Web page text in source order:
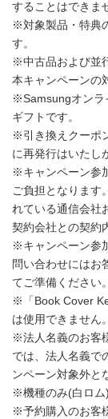
することはできま
※対象製品・特典
す。
※中古品および並
本キャンペーンの
※Samsungオンラ
ギフトです。
※引き換えクーポ
に再発行はいたし
※キャンペーン参
ご負担となります
れている通信会社
契約会社との契約
※キャンペーン参
問い合わせにはお
てご準備ください。
※「Book Cover
は使用できません。
※法人名義のお客
では、法人名義で
ンペーン対象外と
※機種のみ(白ロム
※予約購入のお客